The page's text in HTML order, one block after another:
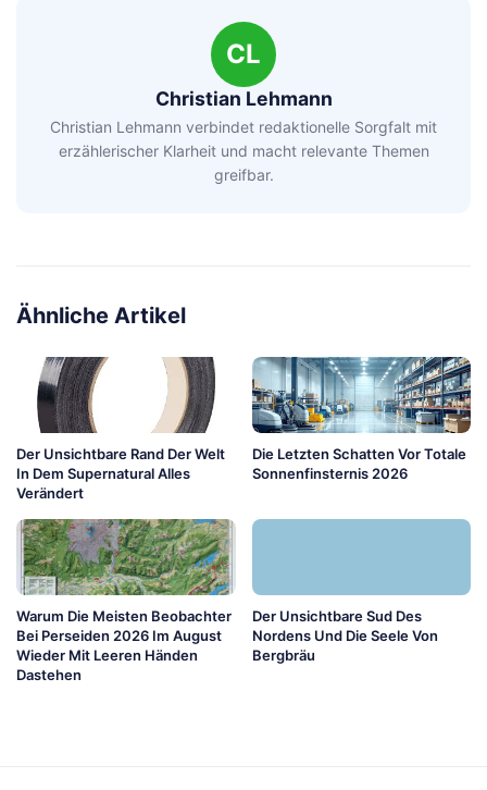
CL
Christian Lehmann
Christian Lehmann verbindet redaktionelle Sorgfalt mit
erzählerischer Klarheit und macht relevante Themen
greifbar.
Ähnliche Artikel
Der Unsichtbare Rand Der Welt
In Dem Supernatural Alles
Verändert
Die Letzten Schatten Vor Totale
Sonnenfinsternis 2026
Warum Die Meisten Beobachter
Bei Perseiden 2026 Im August
Wieder Mit Leeren Händen
Dastehen
Der Unsichtbare Sud Des
Nordens Und Die Seele Von
Bergbräu